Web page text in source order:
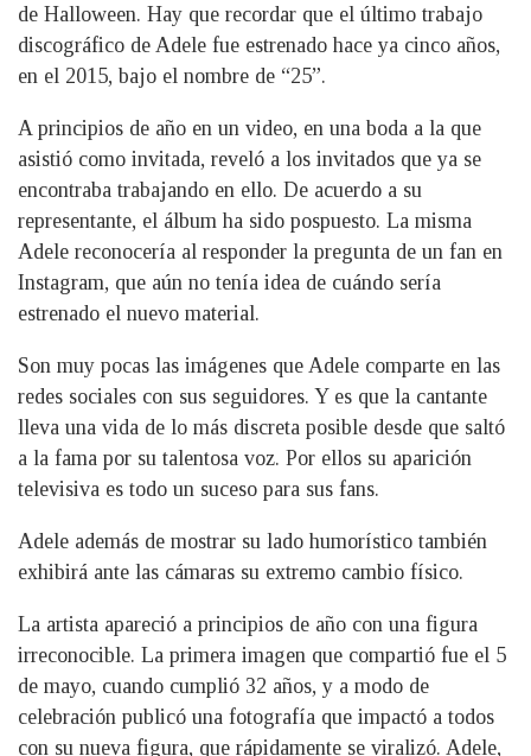
de Halloween. Hay que recordar que el último trabajo
discográfico de Adele fue estrenado hace ya cinco años,
en el 2015, bajo el nombre de “25”.
A principios de año en un video, en una boda a la que
asistió como invitada, reveló a los invitados que ya se
encontraba trabajando en ello. De acuerdo a su
representante, el álbum ha sido pospuesto. La misma
Adele reconocería al responder la pregunta de un fan en
Instagram, que aún no tenía idea de cuándo sería
estrenado el nuevo material.
Son muy pocas las imágenes que Adele comparte en las
redes sociales con sus seguidores. Y es que la cantante
lleva una vida de lo más discreta posible desde que saltó
a la fama por su talentosa voz. Por ellos su aparición
televisiva es todo un suceso para sus fans.
Adele además de mostrar su lado humorístico también
exhibirá ante las cámaras su extremo cambio físico.
La artista apareció a principios de año con una figura
irreconocible. La primera imagen que compartió fue el 5
de mayo, cuando cumplió 32 años, y a modo de
celebración publicó una fotografía que impactó a todos
con su nueva figura, que rápidamente se viralizó. Adele,